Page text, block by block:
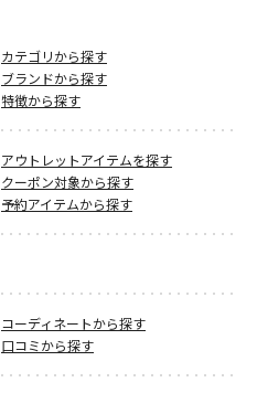
カテゴリから探す
ブランドから探す
特徴から探す
アウトレットアイテムを探す
クーポン対象から探す
予約アイテムから探す
コーディネートから探す
口コミから探す